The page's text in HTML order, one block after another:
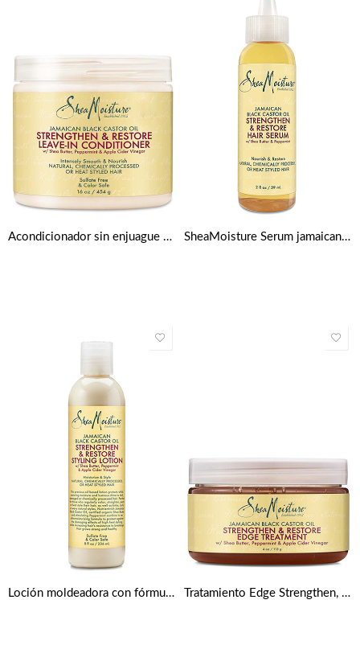
Acondicionador sin enjuague para fortalecer y restaurar la humedad de karité de Shea Moisture 16 oz SheaMoisture Serum jamaicano negro de ricino Fortalece, crece y restaura el cuero cabelludo, 2 onzas
Loción moldeadora con fórmula reparadora y fortalecedora de aceite de ricino negro jamaicano de Shea Moisture Tratamiento Edge Strengthen, Grow & Repair con Aceite de Ricino Negro Jamaicano de Shea Moisture 118 ml